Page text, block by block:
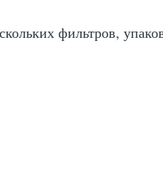
фильтров,